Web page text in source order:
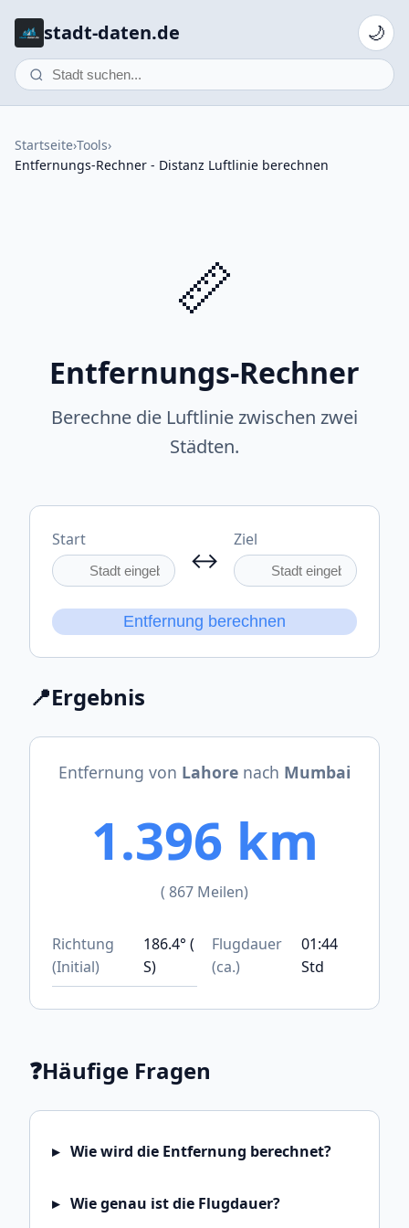
stadt-daten.de 🌙
Startseite›Tools›
Entfernungs-Rechner - Distanz Luftlinie berechnen
📏
Entfernungs-Rechner
Berechne die Luftlinie zwischen zwei
Städten.
Start
↔
Ziel
Entfernung berechnen
📍Ergebnis
Entfernung von Lahore nach Mumbai
1.396 km
( 867 Meilen)
Richtung
(Initial)
186.4° (
S)
Flugdauer
(ca.)
01:44
Std
❓Häufige Fragen
Wie wird die Entfernung berechnet?
Wie genau ist die Flugdauer?